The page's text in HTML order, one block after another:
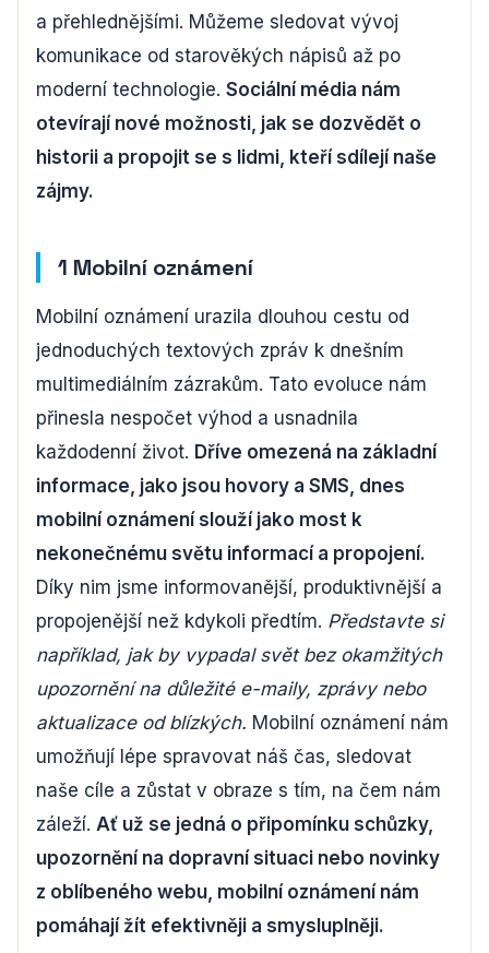
a přehlednějšími. Můžeme sledovat vývoj
komunikace od starověkých nápisů až po
moderní technologie. Sociální média nám
otevírají nové možnosti, jak se dozvědět o
historii a propojit se s lidmi, kteří sdílejí naše
zájmy.
1 Mobilní oznámení
Mobilní oznámení urazila dlouhou cestu od
jednoduchých textových zpráv k dnešním
multimediálním zázrakům. Tato evoluce nám
přinesla nespočet výhod a usnadnila
každodenní život. Dříve omezená na základní
informace, jako jsou hovory a SMS, dnes
mobilní oznámení slouží jako most k
nekonečnému světu informací a propojení.
Díky nim jsme informovanější, produktivnější a
propojenější než kdykoli předtím. Představte si
například, jak by vypadal svět bez okamžitých
upozornění na důležité e-maily, zprávy nebo
aktualizace od blízkých. Mobilní oznámení nám
umožňují lépe spravovat náš čas, sledovat
naše cíle a zůstat v obraze s tím, na čem nám
záleží. Ať už se jedná o připomínku schůzky,
upozornění na dopravní situaci nebo novinky
z oblíbeného webu, mobilní oznámení nám
pomáhají žít efektivněji a smysluplněji.